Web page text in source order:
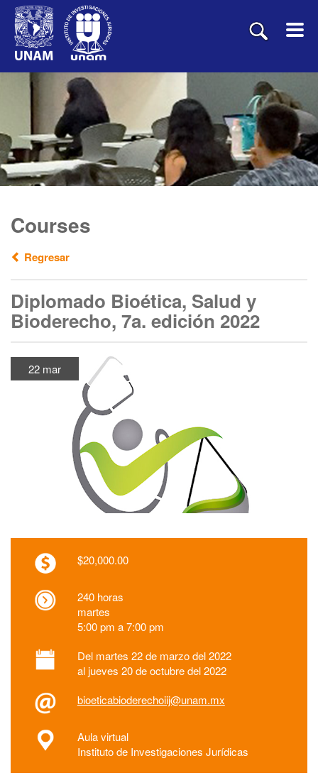
Courses
Regresar
Diplomado Bioética, Salud y
Bioderecho, 7a. edición 2022
22 mar
$20,000.00
240 horas
martes
5:00 pm a 7:00 pm
Del martes 22 de marzo del 2022
al jueves 20 de octubre del 2022
bioeticabioderechoiij@unam.mx
Aula virtual
Instituto de Investigaciones Jurídicas